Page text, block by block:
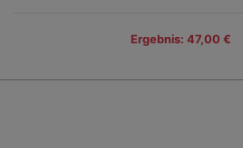
Ergebnis: 47,00 €